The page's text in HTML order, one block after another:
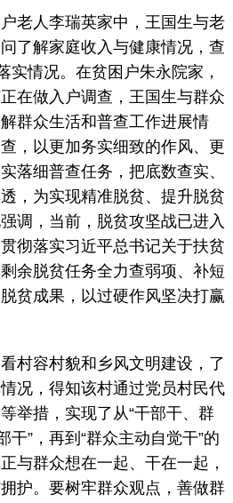
人李瑞英家中，王国生与老
了解家庭收入与健康情况，查
实情况。在贫困户朱永院家，
在做入户调查，王国生与群众
群众生活和普查工作进展情
，以更加务实细致的作风、更
落细普查任务，把底数查实、
，为实现精准脱贫、提升脱贫
调，当前，脱贫攻坚战已进入
彻落实习近平总书记关于扶贫
余脱贫任务全力查弱项、补短
贫成果，以过硬作风坚决打赢
容村貌和乡风文明建设，了
况，得知该村通过党员村民代
举措，实现了从“干部干、群
干”，再到“群众主动自觉干”的
与群众想在一起、干在一起，
护。要树牢群众观点，善做群